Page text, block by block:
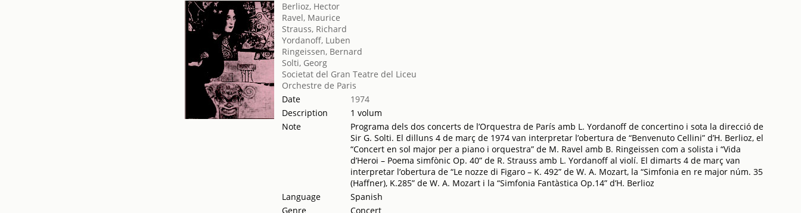
Berlioz, Hector
Ravel, Maurice
Strauss, Richard
Yordanoff, Luben
Ringeissen, Bernard
Solti, Georg
Societat del Gran Teatre del Liceu
Orchestre de Paris
Date
1974
Description
1 volum
Note
Programa dels dos concerts de l’Orquestra de París amb L. Yordanoff de concertino i sota la direcció de
Sir G. Solti. El dilluns 4 de març de 1974 van interpretar l’obertura de “Benvenuto Cellini” d’H. Berlioz, el
“Concert en sol major per a piano i orquestra” de M. Ravel amb B. Ringeissen com a solista i “Vida
d’Heroi – Poema simfònic Op. 40” de R. Strauss amb L. Yordanoff al violí. El dimarts 4 de març van
interpretar l’obertura de “Le nozze di Figaro – K. 492” de W. A. Mozart, la “Simfonia en re major núm. 35
(Haffner), K.285” de W. A. Mozart i la “Simfonia Fantàstica Op.14” d’H. Berlioz
Language
Spanish
Genre
Concert